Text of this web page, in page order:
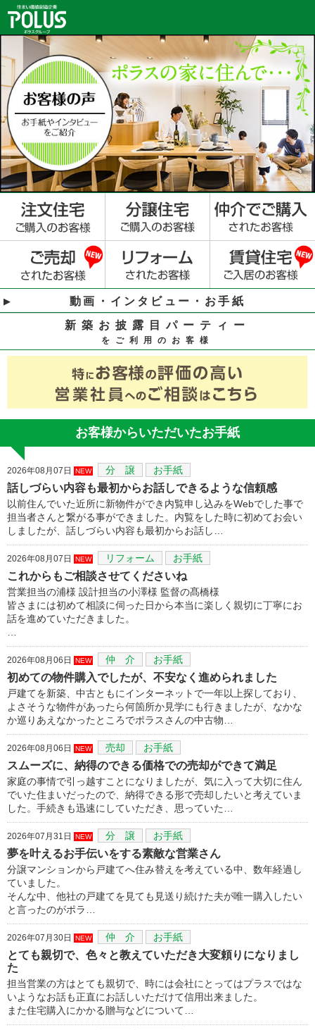
動画・インタビュー・お手紙
新築お披露目パーティー
をご利用のお客様
お客様からいただいたお手紙
2026年08月07日 NEW 分 譲 お手紙
話しづらい内容も最初からお話しできるような信頼感
以前住んでいた近所に新物件ができ内覧申し込みをWebでした事で
担当者さんと繋がる事ができました。内覧をした時に初めてお会い
しましたが、話しづらい内容も最初からお話し…
2026年08月07日 NEW リフォーム お手紙
これからもご相談させてくださいね
営業担当の浦様 設計担当の小澤様 監督の髙橋様
皆さまには初めて相談に伺った日から本当に楽しく親切に丁寧にお
話を進めていただきました。
2026年08月06日 NEW 仲 介 お手紙
初めての物件購入でしたが、不安なく進められました
戸建てを新築、中古ともにインターネットで一年以上探しており、
よさそうな物件があったら何箇所か見学にも行きましたが、なかな
か巡りあえなかったところでポラスさんの中古物…
2026年08月06日 NEW 売却 お手紙
スムーズに、納得のできる価格での売却ができて満足
家庭の事情で引っ越すことになりましたが、気に入って大切に住ん
でいた住まいだったので、納得できる形で売却したいと考えていま
した。手続きも迅速にしていただき、思っていた…
2026年07月31日 NEW 分 譲 お手紙
夢を叶えるお手伝いをする素敵な営業さん
分譲マンションから戸建てへ住み替えを考えている中、数年経過し
ていました。
そんな中、他社の戸建てを見ても見送り続けた夫が唯一購入したい
と言ったのがポラ…
2026年07月30日 NEW 仲 介 お手紙
とても親切で、色々と教えていただき大変頼りになりまし
た
担当営業の方はとても親切で、時には会社にとってはプラスではな
いようなお話も正直にお話しいただけて信用出来ました。
また住宅購入にかかる贈与などについて…